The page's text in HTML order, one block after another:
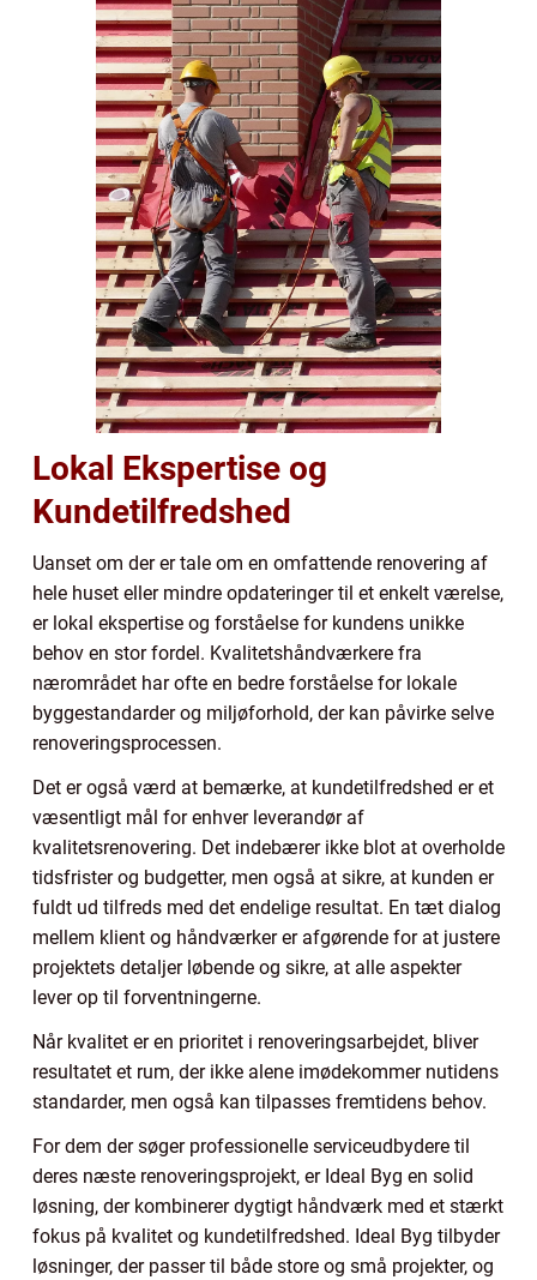
Lokal Ekspertise og
Kundetilfredshed
Uanset om der er tale om en omfattende renovering af
hele huset eller mindre opdateringer til et enkelt værelse,
er lokal ekspertise og forståelse for kundens unikke
behov en stor fordel. Kvalitetshåndværkere fra
nærområdet har ofte en bedre forståelse for lokale
byggestandarder og miljøforhold, der kan påvirke selve
renoveringsprocessen.
Det er også værd at bemærke, at kundetilfredshed er et
væsentligt mål for enhver leverandør af
kvalitetsrenovering. Det indebærer ikke blot at overholde
tidsfrister og budgetter, men også at sikre, at kunden er
fuldt ud tilfreds med det endelige resultat. En tæt dialog
mellem klient og håndværker er afgørende for at justere
projektets detaljer løbende og sikre, at alle aspekter
lever op til forventningerne.
Når kvalitet er en prioritet i renoveringsarbejdet, bliver
resultatet et rum, der ikke alene imødekommer nutidens
standarder, men også kan tilpasses fremtidens behov.
For dem der søger professionelle serviceudbydere til
deres næste renoveringsprojekt, er Ideal Byg en solid
løsning, der kombinerer dygtigt håndværk med et stærkt
fokus på kvalitet og kundetilfredshed. Ideal Byg tilbyder
løsninger, der passer til både store og små projekter, og